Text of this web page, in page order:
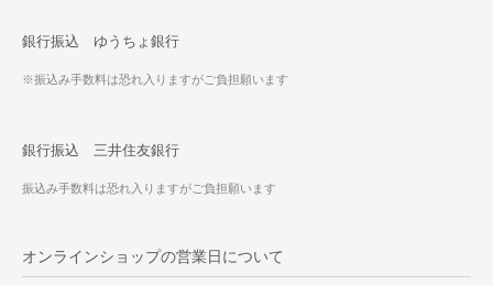
銀行振込 ゆうちょ銀行
※振込み手数料は恐れ入りますがご負担願います
銀行振込 三井住友銀行
振込み手数料は恐れ入りますがご負担願います
オンラインショップの営業日について